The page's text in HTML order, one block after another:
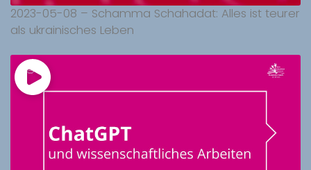
2023-05-08 – Schamma Schahadat: Alles ist teurer
als ukrainisches Leben